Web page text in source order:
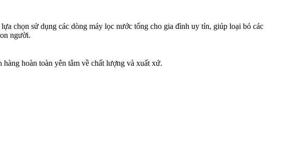
chọn sử dụng các dòng máy lọc nước tổng cho gia đình uy tín, giúp loại bỏ các
người.
hoàn toàn yên tâm về chất lượng và xuất xứ.